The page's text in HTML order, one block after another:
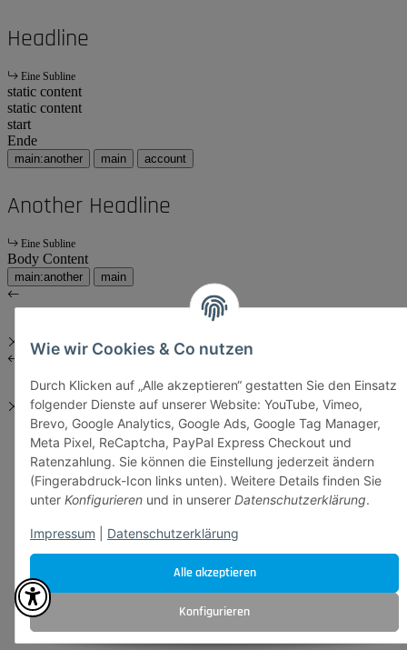
Alle akzeptieren
Konfigurieren
Wie wir Cookies & Co nutzen
Durch Klicken auf „Alle akzeptieren“ gestatten Sie den Einsatz
folgender Dienste auf unserer Website: YouTube, Vimeo,
Brevo, Google Analytics, Google Ads, Google Tag Manager,
Meta Pixel, ReCaptcha, PayPal Express Checkout und
Ratenzahlung. Sie können die Einstellung jederzeit ändern
(Fingerabdruck-Icon links unten). Weitere Details finden Sie
unter Konfigurieren und in unserer Datenschutzerklärung.
Impressum Datenschutzerklärung
Headline
Eine Subline
static content
static content
start
Ende
main:another main account
Another Headline
Eine Subline
Body Content
main:another main